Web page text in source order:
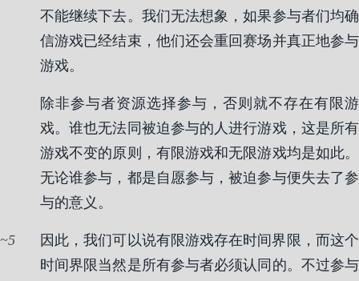
不能继续下去。我们无法想象，如果参与者们均确
信游戏已经结束，他们还会重回赛场并真正地参与
游戏。
除非参与者资源选择参与，否则就不存在有限游
戏。谁也无法同被迫参与的人进行游戏，这是所有
游戏不变的原则，有限游戏和无限游戏均是如此。
无论谁参与，都是自愿参与，被迫参与便失去了参
与的意义。
5
因此，我们可以说有限游戏存在时间界限，而这个
时间界限当然是所有参与者必须认同的。不过参与